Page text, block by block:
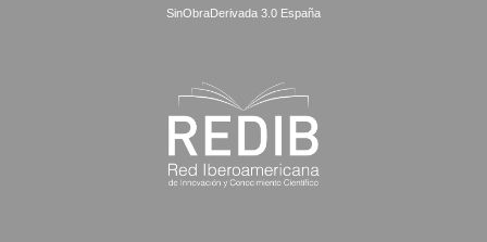
SinObraDerivada 3.0 España